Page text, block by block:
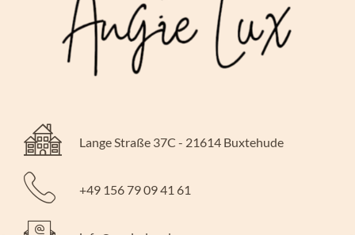
Lange Straße 37C - 21614 Buxtehude
+49 156 79 09 41 61